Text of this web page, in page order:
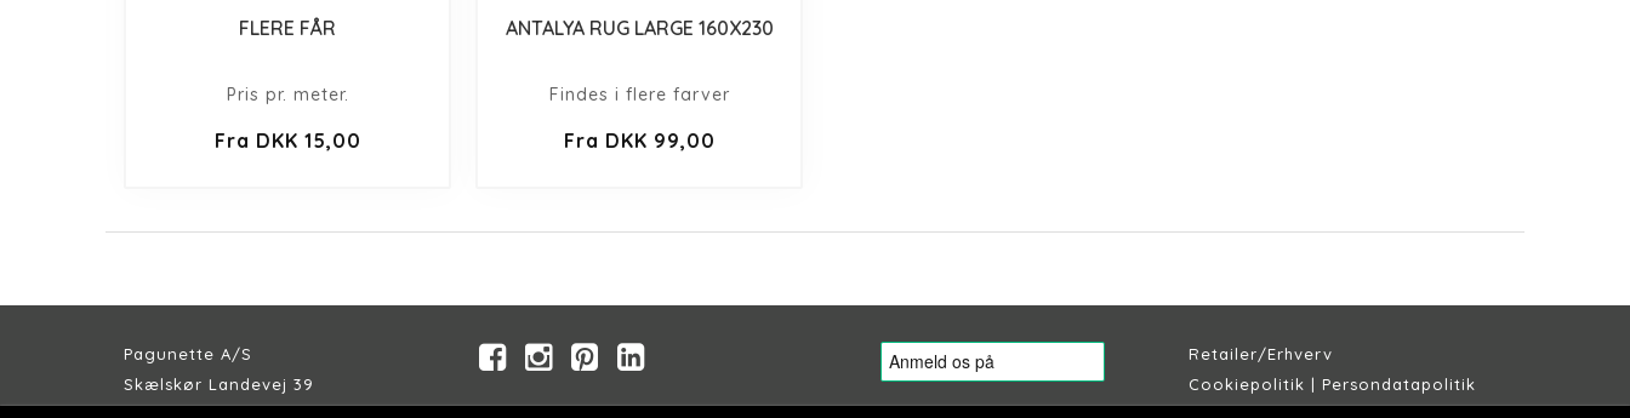
FLERE FÅR
Pris pr. meter.
Fra DKK 15,00
ANTALYA RUG LARGE 160X230
Findes i flere farver
Fra DKK 99,00
Pagunette A/S
Skælskør Landevej 39
Retailer/Erhverv
Cookiepolitik | Persondatapolitik